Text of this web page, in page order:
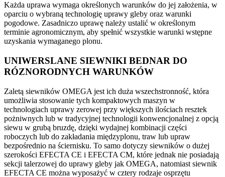
Każda uprawa wymaga określonych warunków do jej założenia, w
oparciu o wybraną technologię uprawy gleby oraz warunki
pogodowe. Zasadniczo uprawę należy ustalić w określonym
terminie agronomicznym, aby spełnić wszystkie warunki wstępne
uzyskania wymaganego plonu.
UNIWERSLANE SIEWNIKI BEDNAR DO
RÓZNORODNYCH WARUNKÓW
Zaletą siewników OMEGA jest ich duża wszechstronność, która
umożliwia stosowanie tych kompaktowych maszyn w
technologiach uprawy zerowej przy większych ilościach resztek
pożniwnych lub w tradycyjnej technologii konwencjonalnej z opcją
siewu w grubą bruzdę, dzięki wydajnej kombinacji części
roboczych lub do zakładania międzyplonu, traw lub upraw
bezpośrednio na ściernisku. To samo dotyczy siewników o dużej
szerokości EFECTA CE i EFECTA CM, które jednak nie posiadają
sekcji talerzowej do uprawy gleby jak OMEGA, natomiast siewnik
EFECTA CE można wyposażyć w cztery rodzaje osprzętu